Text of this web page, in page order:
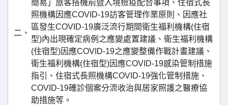
二、
簡易」旅客搭機前暨入境檢疫配合事項、住宿式長
照機構因應COVID-19訪客管理作業原則、因應社
區發生COVID-19廣泛流行期間衛生福利機構(住宿
型)內出現確定病例之應變處置建議、衛生福利機構
(住宿型)因應COVID-19之應變整備作戰計畫建議、
衛生福利機構(住宿型)因應COVID-19感染管制措施
指引、住宿式長照機構COVID-19強化管制措施、
COVID-19確診個案分流收治與居家照護之醫療協
助措施等。